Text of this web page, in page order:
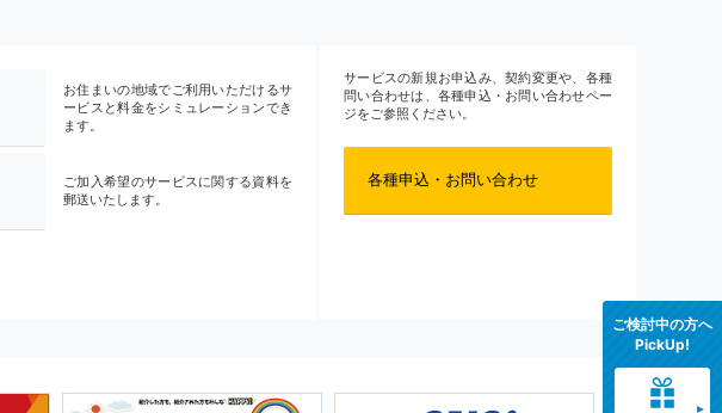
お住まいの地域でご利用いただけるサ
ービスと料金をシミュレーションでき
ます。
ご加入希望のサービスに関する資料を
郵送いたします。
サービスの新規お申込み、契約変更や、各種
問い合わせは、各種申込・お問い合わせペー
ジをご参照ください。
各種申込・お問い合わせ
ご検討中の方へ
PickUp!